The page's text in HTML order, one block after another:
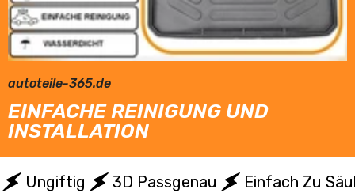
autoteile-365.de
EINFACHE REINIGUNG UND
INSTALLATION
Ungiftig 3D Passgenau Einfach Zu